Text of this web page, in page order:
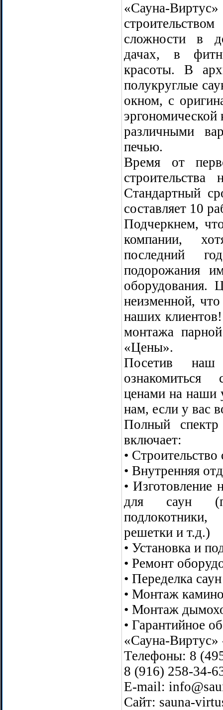
«Сауна-
сложности в
дачах, в
красоты. В
полукруглые
окном, с
эргономической
различными
печью.
Время от
Стандартный
составляет 10
Подчеркнем,
компании,
последний
подорожания
оборудования.
неизменной,
наших
монтажа
«Цены».
Посетив
ценами на наши
нам, если у вас
Полный спектр
включает:
•
• Внутренняя
• Изготовление
для саун
решетки и т.д.)
• Установка и
• Ремонт
• Переделка саун
• Монтаж
• Монтаж
• Гарантийное
«Сауна-Виртус»
Телефоны: 8
8 (916) 258-34-
E-mail:
Сайт: sauna-